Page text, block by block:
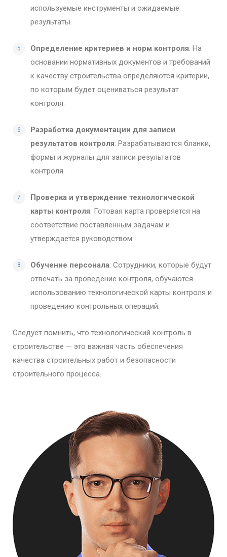
используемые инструменты и ожидаемые
результаты.
Определение критериев и норм контроля: На
основании нормативных документов и требований
к качеству строительства определяются критерии,
по которым будет оцениваться результат
контроля.
Разработка документации для записи
результатов контроля: Разрабатываются бланки,
формы и журналы для записи результатов
контроля.
Проверка и утверждение технологической
карты контроля: Готовая карта проверяется на
соответствие поставленным задачам и
утверждается руководством.
Обучение персонала: Сотрудники, которые будут
отвечать за проведение контроля, обучаются
использованию технологической карты контроля и
проведению контрольных операций.
Следует помнить, что технологический контроль в
строительстве — это важная часть обеспечения
качества строительных работ и безопасности
строительного процесса.